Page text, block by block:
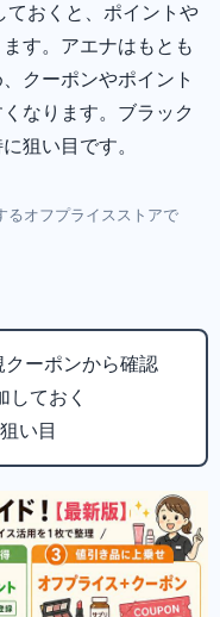
ておくと、ポイントや
す。アエナはもとも
クーポンやポイント
なります。ブラック
狙い目です。
るオフプライスストアで
クーポンから確認
しておく
い目